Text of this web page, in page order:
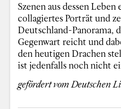
Szenen aus dessen
collagiertes Porträt und
Deutschland-Panorama,
Gegenwart reicht und
den heutigen Drachen
ist jedenfalls noch nicht
gefördert vom Deutschen